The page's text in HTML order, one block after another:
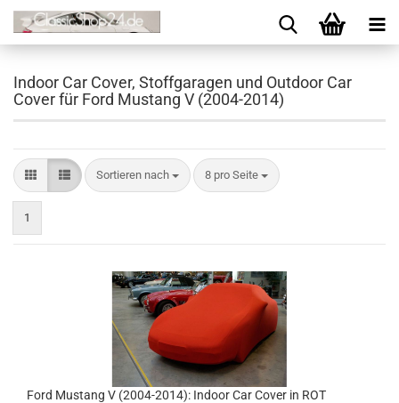
Indoor Car Cover, Stoffgaragen und Outdoor Car
Cover für Ford Mustang V (2004-2014)
Sortieren nach 8 pro Seite
1
Ford Mustang V (2004-2014): Indoor Car Cover in ROT